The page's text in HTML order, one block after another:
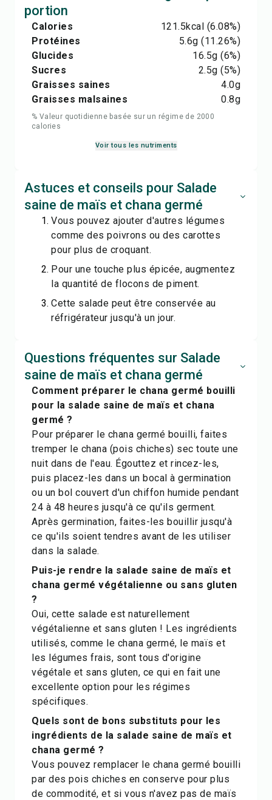
portion
Calories 121.5kcal (6.08%)
Protéines
5.6g (11.26%)
Glucides
16.5g (6%)
Sucres
2.5g (5%)
Graisses saines
4.0g
Graisses malsaines
0.8g
% Valeur quotidienne basée sur un régime de 2000
calories
Voir tous les nutriments
Astuces et conseils pour Salade
saine de maïs et chana germé
Vous pouvez ajouter d'autres légumes
comme des poivrons ou des carottes
pour plus de croquant.
Pour une touche plus épicée, augmentez
la quantité de flocons de piment.
Cette salade peut être conservée au
réfrigérateur jusqu'à un jour.
Questions fréquentes sur Salade
saine de maïs et chana germé
Comment préparer le chana germé bouilli
pour la salade saine de maïs et chana
germé ?
Pour préparer le chana germé bouilli, faites
tremper le chana (pois chiches) sec toute une
nuit dans de l'eau. Égouttez et rincez-les,
puis placez-les dans un bocal à germination
ou un bol couvert d'un chiffon humide pendant
24 à 48 heures jusqu'à ce qu'ils germent.
Après germination, faites-les bouillir jusqu'à
ce qu'ils soient tendres avant de les utiliser
dans la salade.
Puis-je rendre la salade saine de maïs et
chana germé végétalienne ou sans gluten
?
Oui, cette salade est naturellement
végétalienne et sans gluten ! Les ingrédients
utilisés, comme le chana germé, le maïs et
les légumes frais, sont tous d'origine
végétale et sans gluten, ce qui en fait une
excellente option pour les régimes
spécifiques.
Quels sont de bons substituts pour les
ingrédients de la salade saine de maïs et
chana germé ?
Vous pouvez remplacer le chana germé bouilli
par des pois chiches en conserve pour plus
de commodité, et si vous n'avez pas de maïs